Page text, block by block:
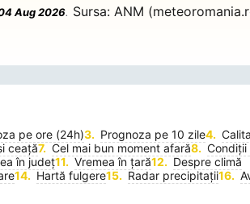
Aug 2026. Sursa: ANM
pe ore (24h) Prognoza pe 10 zile
ceață Cel mai bun moment afară
Condiții
în județ Vremea în țară
Despre climă
Hartă fulgere Radar precipitații